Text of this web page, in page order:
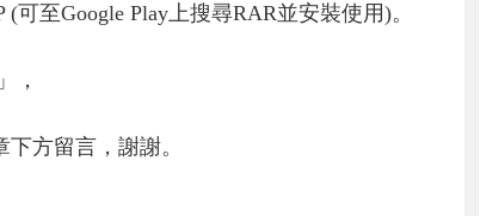
至Google Play上搜尋RAR並安裝使用)。
，
方留言，謝謝。